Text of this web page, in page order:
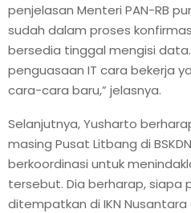
penjelasan Menteri PAN-RB
sudah dalam proses
bersedia tinggal mengisi
penguasaan IT cara bekerja
cara-cara baru,” jelasnya.
Selanjutnya, Yusharto
masing Pusat Litbang di
berkoordinasi untuk
tersebut. Dia berharap, siapa
ditempatkan di IKN